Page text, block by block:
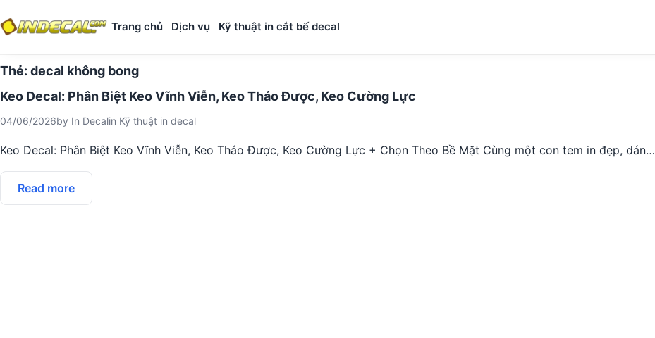
Trang chủ Dịch vụ Kỹ thuật in cắt bế decal
Thẻ: decal không bong
Keo Decal: Phân Biệt Keo Vĩnh Viễn, Keo Tháo Được, Keo Cường Lực
04/06/2026by In Decalin Kỹ thuật in decal
Keo Decal: Phân Biệt Keo Vĩnh Viễn, Keo Tháo Được, Keo Cường Lực + Chọn Theo Bề Mặt Cùng một con tem in đẹp, dán…
Read more